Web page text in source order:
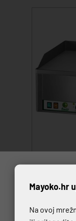
Mayoko.hr
Na ovoj